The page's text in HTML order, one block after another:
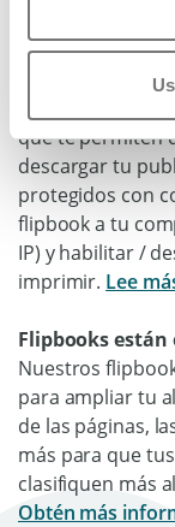
sobre cómo
Flipbooks
que te permiten
descargar tu
protegidos con
flipbook a tu
IP) y habilitar /
imprimir. Lee
Flipbooks están
Nuestros
para ampliar tu
de las páginas,
más para que
clasifiquen más
Obtén más